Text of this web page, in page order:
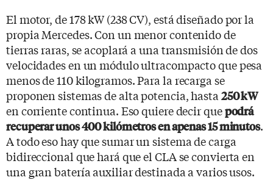
El motor, de 178 kW (238 CV), está diseñado por la
propia Mercedes. Con un menor contenido de
tierras raras, se acoplará a una transmisión de dos
velocidades en un módulo ultracompacto que pesa
menos de 110 kilogramos. Para la recarga se
proponen sistemas de alta potencia, hasta 250 kW
en corriente continua. Eso quiere decir quepodrá
recuperar unos 400 kilómetros en apenas 15 minutos.
A todo eso hay que sumar un sistema de carga
bidireccional que hará que el CLA se convierta en
una gran batería auxiliar destinada a varios usos.